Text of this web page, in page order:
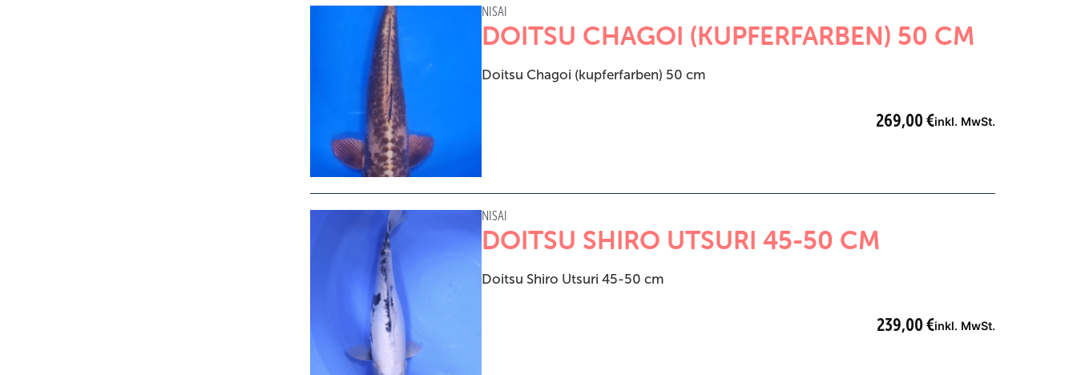
NISAI
DOITSU CHAGOI (KUPFERFARBEN) 50 CM
269,00 €inkl. MwSt.
Doitsu Chagoi (kupferfarben) 50 cm
NISAI
DOITSU SHIRO UTSURI 45-50 CM
239,00 €inkl. MwSt.
Doitsu Shiro Utsuri 45-50 cm